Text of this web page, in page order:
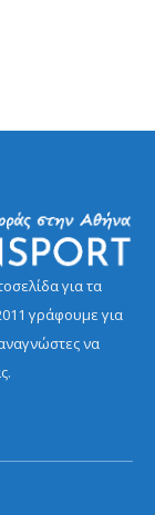
για τα
γράφουμε για
να